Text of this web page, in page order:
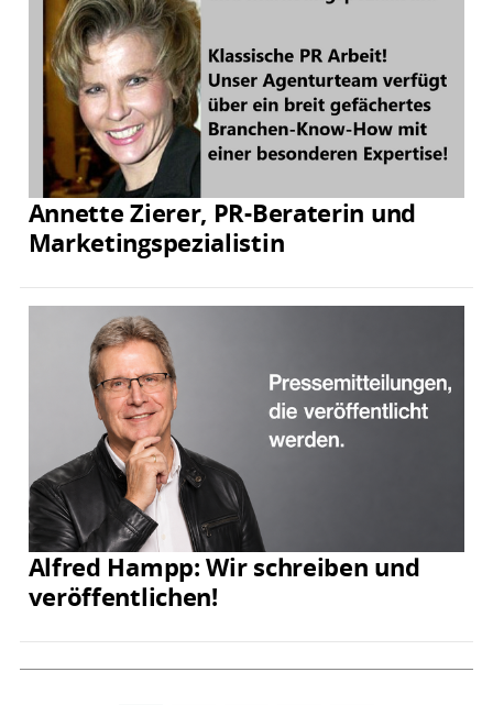
Annette Zierer, PR-Beraterin und
Marketingspezialistin
Alfred Hampp: Wir schreiben und
veröffentlichen!